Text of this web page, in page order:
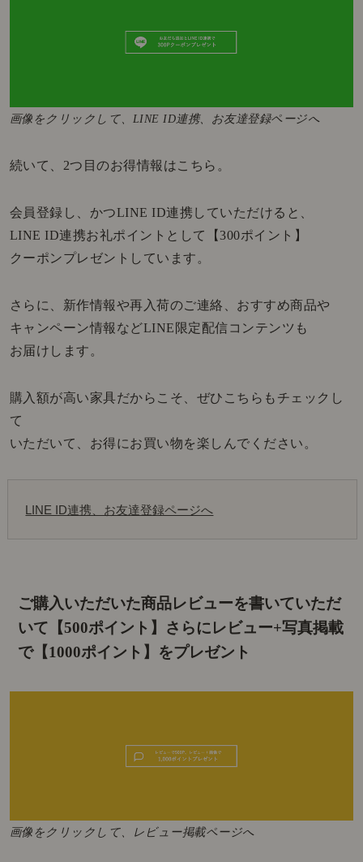
画像をクリックして、LINE ID連携、お友達登録ページへ
続いて、2つ目のお得情報はこちら。
会員登録し、かつLINE ID連携していただけると、
LINE ID連携お礼ポイントとして【300ポイント】
クーポンプレゼントしています。
さらに、新作情報や再入荷のご連絡、おすすめ商品や
キャンペーン情報などLINE限定配信コンテンツも
お届けします。
購入額が高い家具だからこそ、ぜひこちらもチェックし
て
いただいて、お得にお買い物を楽しんでください。
LINE ID連携、お友達登録ページへ
ご購入いただいた商品レビューを書いていただ
いて【500ポイント】
さらにレビュー+写真掲載
で【1000ポイント】をプレゼント
画像をクリックして、レビュー掲載ページへ